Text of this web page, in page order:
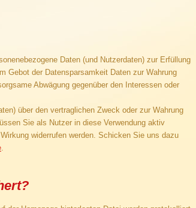
Daten (und Nutzerdaten) zur Erfüllung
Gebot der Datensparsamkeit Daten zur Wahrung
Abwägung gegenüber den Interessen oder
über den vertraglichen Zweck oder zur Wahrung
Sie als Nutzer in diese Verwendung aktiv
widerrufen werden. Schicken Sie uns dazu